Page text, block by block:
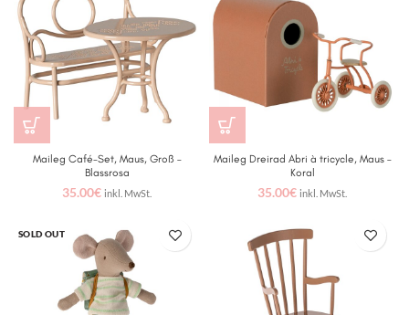
Maileg Café-Set, Maus, Groß –
Blassrosa
35.00€ inkl. MwSt.
Maileg Dreirad Abri à tricycle, Maus –
Koral
35.00€ inkl. MwSt.
SOLD OUT